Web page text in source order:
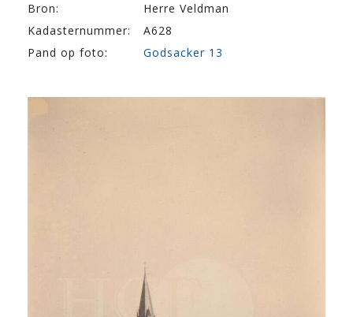
Bron:
Herre Veldman
Kadasternummer:
A628
Pand op foto:
Godsacker 13